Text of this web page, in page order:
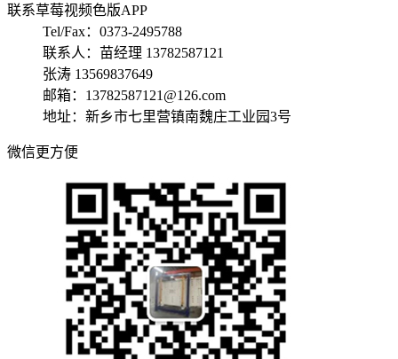
联系草莓视频色版APP
Tel/Fax：0373-2495788
联系人：苗经理 13782587121
张涛 13569837649
邮箱：13782587121@126.com
地址：新乡市七里营镇南魏庄工业园3号
微信更方便